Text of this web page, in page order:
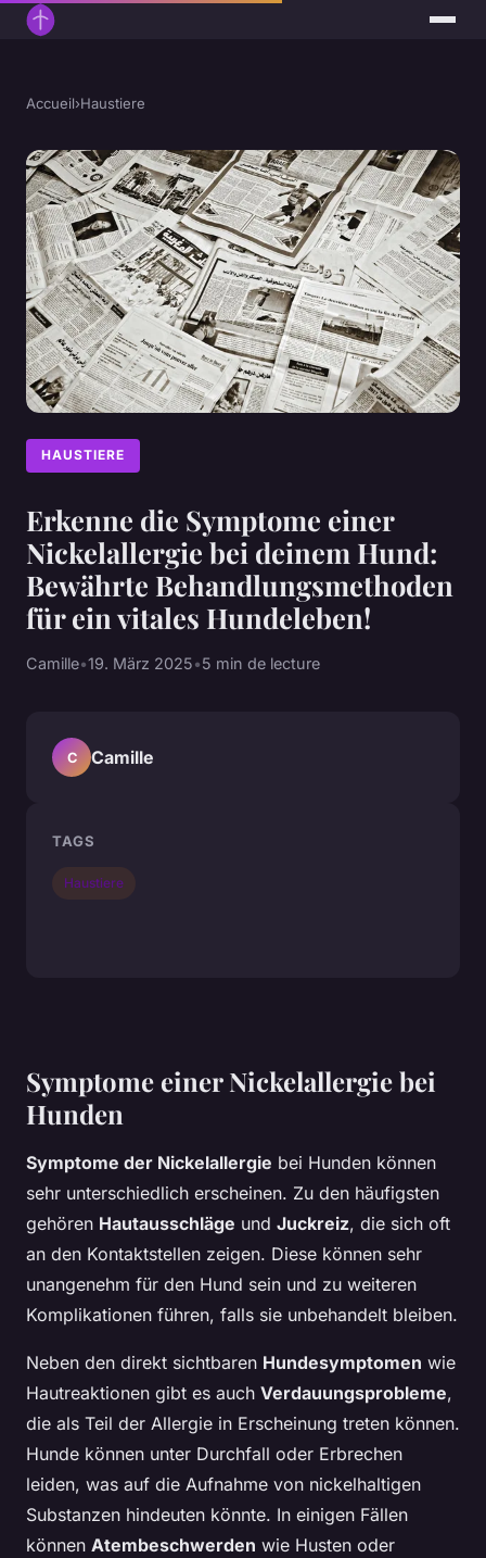
Accueil›Haustiere
HAUSTIERE
Erkenne die Symptome einer
Nickelallergie bei deinem Hund:
Bewährte Behandlungsmethoden
für ein vitales Hundeleben!
Camille•19. März 2025•5 min de lecture
Symptome einer Nickelallergie bei
Hunden
Symptome der Nickelallergie bei Hunden können
sehr unterschiedlich erscheinen. Zu den häufigsten
gehören Hautausschläge und Juckreiz, die sich oft
an den Kontaktstellen zeigen. Diese können sehr
unangenehm für den Hund sein und zu weiteren
Komplikationen führen, falls sie unbehandelt bleiben.
Neben den direkt sichtbaren Hundesymptomen wie
Hautreaktionen gibt es auch Verdauungsprobleme,
die als Teil der Allergie in Erscheinung treten können.
Hunde können unter Durchfall oder Erbrechen
leiden, was auf die Aufnahme von nickelhaltigen
Substanzen hindeuten könnte. In einigen Fällen
können Atembeschwerden wie Husten oder
C Camille
TAGS
Haustiere